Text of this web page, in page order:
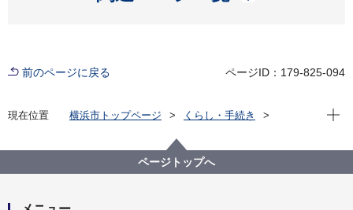
前のページに戻る ページID：179-825-094
現在位置 横浜市トップページ
くらし・手続き
業者の勧誘があったのですが、排水設備の点検・清掃
などを依頼する必要がありますか？
現在
ページトップへ